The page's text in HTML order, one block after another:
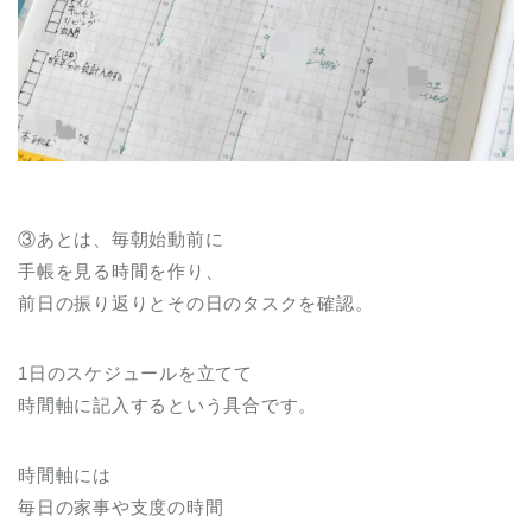
③あとは、毎朝始動前に
手帳を見る時間を作り、
前日の振り返りとその日のタスクを確認。
1日のスケジュールを立てて
時間軸に記入するという具合です。
時間軸には
毎日の家事や支度の時間